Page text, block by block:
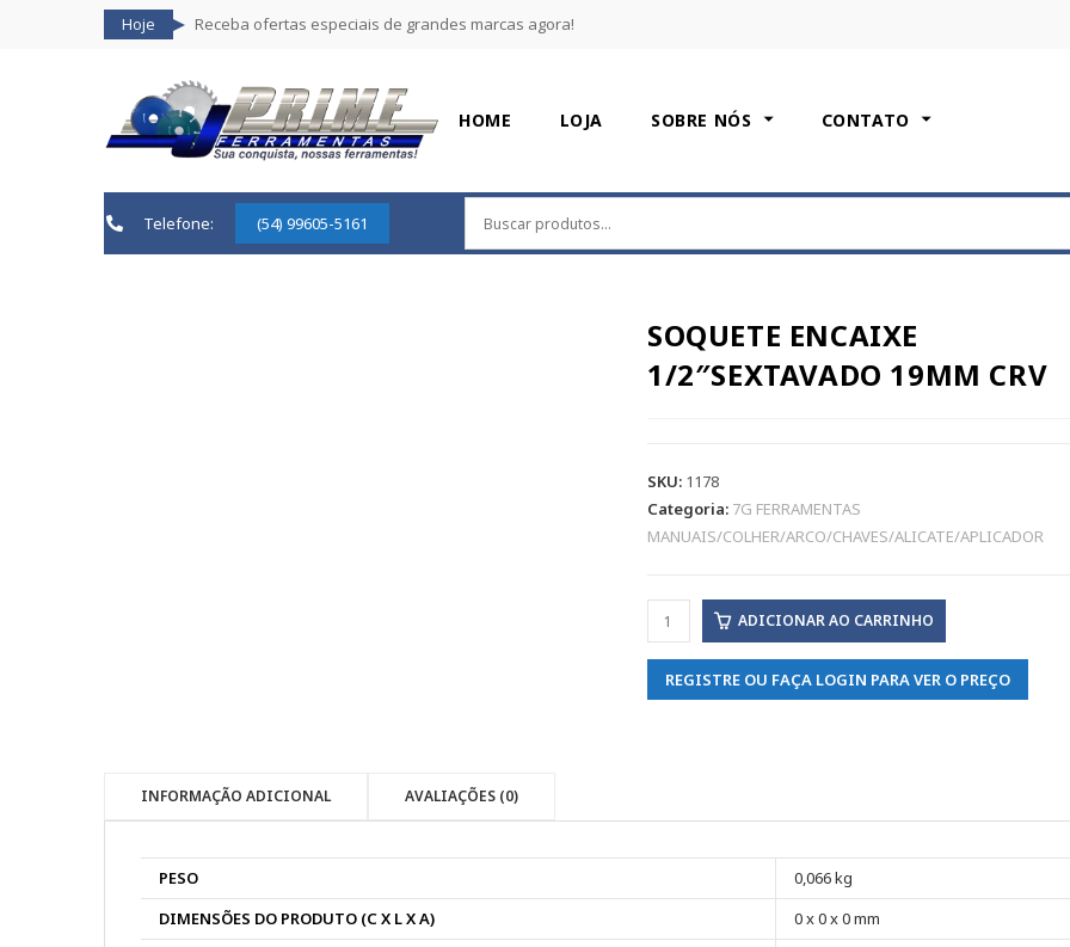
Hoje Receba ofertas especiais de grandes marcas agora!
HOME LOJA SOBRE NÓS CONTATO
Telefone: (54) 99605-5161
SOQUETE ENCAIXE
1/2″SEXTAVADO 19MM CRV
SKU: 1178
Categoria: 7G FERRAMENTAS
MANUAIS/COLHER/ARCO/CHAVES/ALICATE/APLICADOR
ADICIONAR AO CARRINHO
REGISTRE OU FAÇA LOGIN PARA VER O PREÇO
INFORMAÇÃO ADICIONAL AVALIAÇÕES (0)
PESO
0,066 kg
DIMENSÕES DO PRODUTO (C X L X A)
0 x 0 x 0 mm